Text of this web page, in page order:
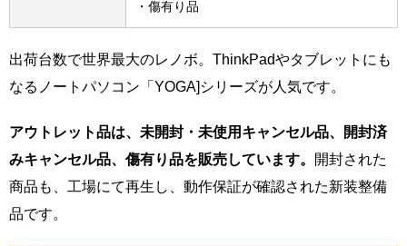
・傷有り品
出荷台数で世界最大のレノボ。ThinkPadやタブレットにも
なるノートパソコン「YOGA]シリーズが人気です。
アウトレット品は、未開封・未使用キャンセル品、開封済
みキャンセル品、傷有り品を販売しています。
開封された
商品も、工場にて再生し、動作保証が確認された新装整備
品です。